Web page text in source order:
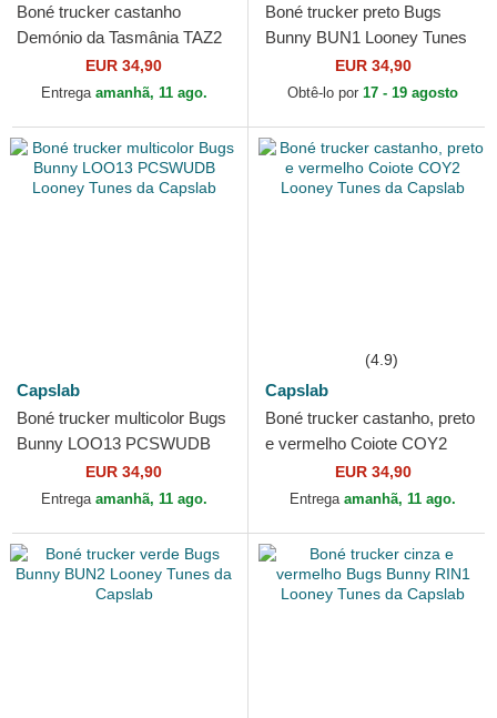
Boné trucker castanho
Demónio da Tasmânia TAZ2
Looney Tunes da Capslab
EUR 34,90
Entrega amanhã, 11 ago.
Boné trucker preto Bugs
Bunny BUN1 Looney Tunes
da CapslabEUR 34,90
Obtê-lo por 17 - 19 agosto
Capslab
Boné trucker multicolor Bugs
Bunny LOO13 PCSWUDB
Looney Tunes da Capslab
EUR 34,90
Entrega amanhã, 11 ago.
(4.9)
Capslab
Boné trucker castanho, preto
e vermelho Coiote COY2
Looney Tunes da Capslab
EUR 34,90
Entrega amanhã, 11 ago.